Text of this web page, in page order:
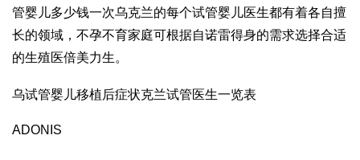
管婴儿多少钱一次乌克兰的每个试管婴儿医生都有着各自擅
长的领域，不孕不育家庭可根据自诺雷得身的需求选择合适
的生殖医倍美力生。
乌试管婴儿移植后症状克兰试管医生一览表
ADONIS